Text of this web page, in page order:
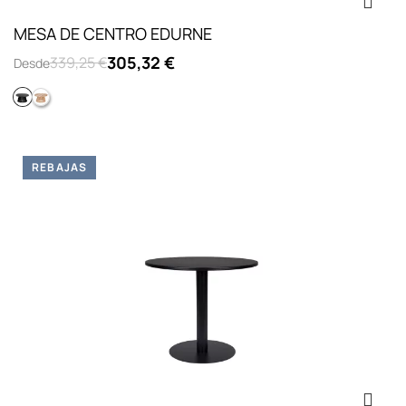
MESA DE CENTRO EDURNE
Desde339,25 €305,32 €
NegroNatural
REBAJAS